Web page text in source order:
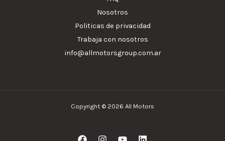
Nosotros
Politicas de privacidad
Trabaja con nosotros
info@allmotorsgroup.com.ar
Copyright © 2026 All Motors